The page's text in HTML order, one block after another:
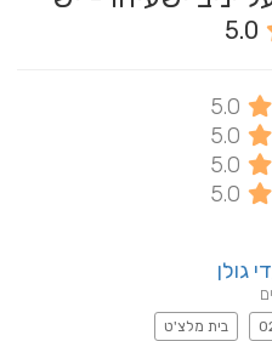
5.0
5.0
5.0
5.0
5.0
גולן
בית מלצ'ט